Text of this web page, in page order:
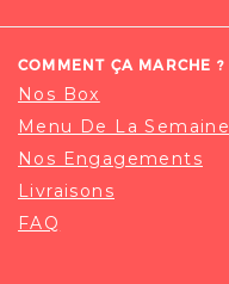
COMMENT ÇA MARCHE ?
Nos Box
Menu De La Semaine
Nos Engagements
Livraisons
FAQ